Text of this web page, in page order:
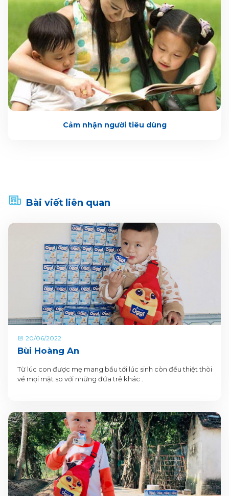
Cảm nhận người tiêu dùng
Bài viết liên quan
20/06/2022
Bùi Hoàng An
Từ lúc con được mẹ mang bầu tới lúc sinh còn đều thiệt thòi
về mọi mặt so với những đứa trẻ khác .